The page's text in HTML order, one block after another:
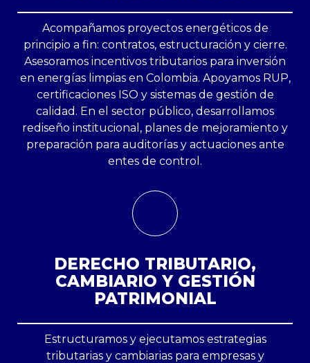
Acompañamos proyectos energéticos de
principio a fin: contratos, estructuración y cierre.
Asesoramos incentivos tributarios para inversión
en energías limpias en Colombia. Apoyamos RUP,
certificaciones ISO y sistemas de gestión de
calidad. En el sector público, desarrollamos
rediseño institucional, planes de mejoramiento y
preparación para auditorías y actuaciones ante
entes de control.
DERECHO TRIBUTARIO,
CAMBIARIO Y GESTIÓN
PATRIMONIAL
Estructuramos y ejecutamos estrategias
tributarias y cambiarias para empresas y